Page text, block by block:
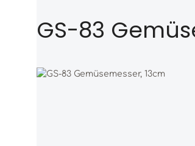
GS-83
Bildergalerie überspringen